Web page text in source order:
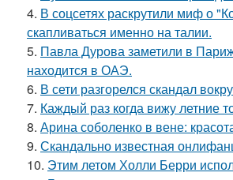
4. В соцсетях раскрутили миф о
скапливаться именно на талии.
5. Павла Дурова заметили в
находится в ОАЭ.
6. В сети разгорелся скандал
7. Каждый раз когда вижу летние
8. Арина соболенко в вене:
9. Скандально известная
10. Этим летом Холли Берри